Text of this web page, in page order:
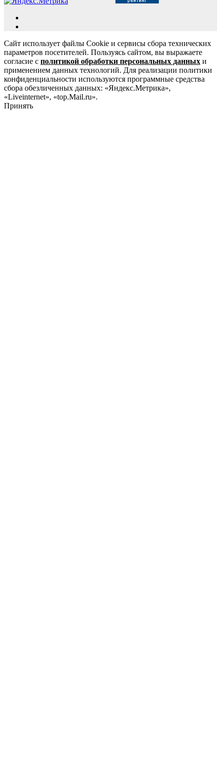
Сайт использует файлы Cookie и сервисы сбора технических
параметров посетителей. Пользуясь сайтом, вы выражаете
согласие с политикой обработки персональных данных и
применением данных технологий. Для реализации политики
конфиденциальности используются программные средства
сбора обезличенных данных: «Яндекс.Метрика»,
«Liveinternet», «top.Mail.ru».
Принять